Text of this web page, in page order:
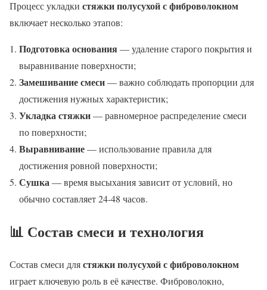
Процесс укладки стяжки полусухой с фиброволокном
включает несколько этапов:
Подготовка основания— удаление старого покрытия и
выравнивание поверхности;
Замешивание смеси— важно соблюдать пропорции для
достижения нужных характеристик;
Укладка стяжки— равномерное распределение смеси
по поверхности;
Выравнивание— использование правила для
достижения ровной поверхности;
Сушка— время высыхания зависит от условий, но
обычно составляет 24-48 часов.
📊 Состав смеси и технология
Состав смеси длястяжки полусухой с фиброволокном
играет ключевую роль в её качестве. Фиброволокно,